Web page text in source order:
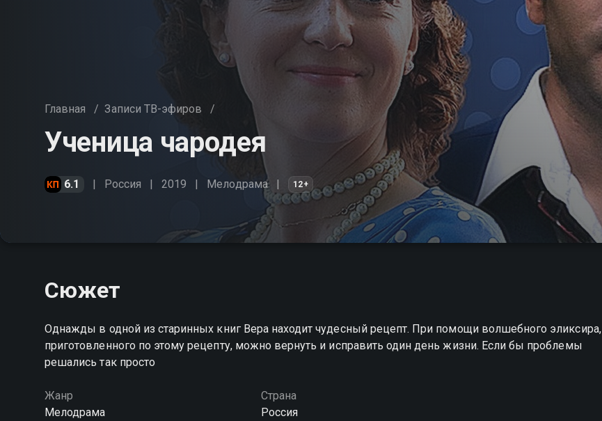
Главная / Записи ТВ-эфиров /
Ученица чародея
6.1 Россия 2019 Мелодрама 12+
Сюжет
Однажды в одной из старинных книг Вера находит чудесный рецепт. При помощи волшебного эликсира,
приготовленного по этому рецепту, можно вернуть и исправить один день жизни. Если бы проблемы
решались так просто
Жанр
Мелодрама
Страна
Россия